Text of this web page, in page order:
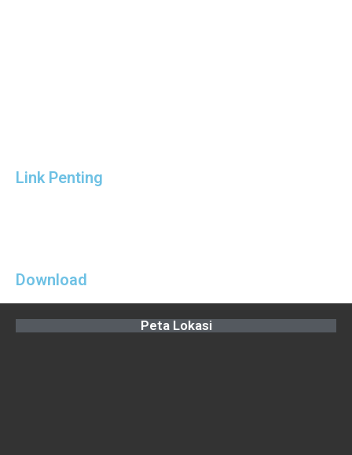
Link Penting
Download
Peta Lokasi